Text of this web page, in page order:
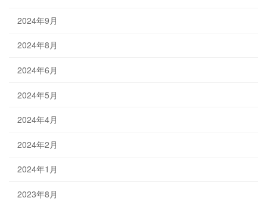
2024年9月
2024年8月
2024年6月
2024年5月
2024年4月
2024年2月
2024年1月
2023年8月